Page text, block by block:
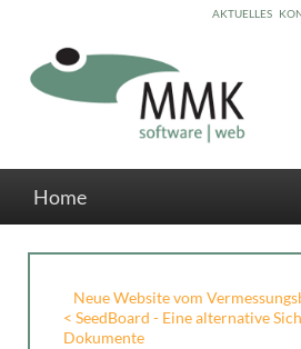
AKTUELLES
Home
Neue Website vom
< SeedBoard - Eine alternative
Dokumente